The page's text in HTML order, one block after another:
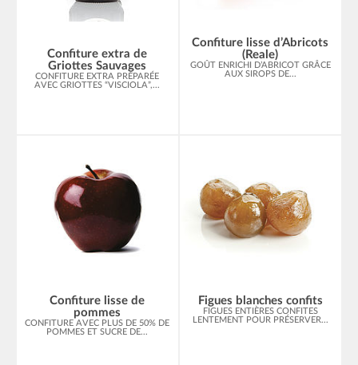
Confiture extra de
Griottes Sauvages
CONFITURE EXTRA PRÉPARÉE
AVEC GRIOTTES “VISCIOLA”,...
Confiture lisse d’Abricots
(Reale)
GOÛT ENRICHI D’ABRICOT GRÂCE
AUX SIROPS DE...
Confiture lisse de
pommes
CONFITURE AVEC PLUS DE 50% DE
POMMES ET SUCRE DE...
Figues blanches confits
FIGUES ENTIÈRES CONFITES
LENTEMENT POUR PRÉSERVER...